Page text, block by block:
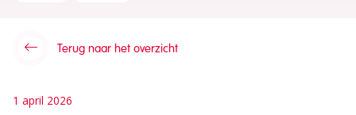
Terug naar het overzicht
1 april 2026